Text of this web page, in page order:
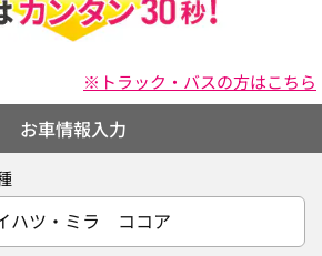
※トラック・バスの方はこちら
お車情報入力
ハツ・ミラ ココア